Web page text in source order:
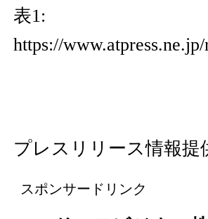
表1:
https://
プレスリリース情報提
スポンサードリンク